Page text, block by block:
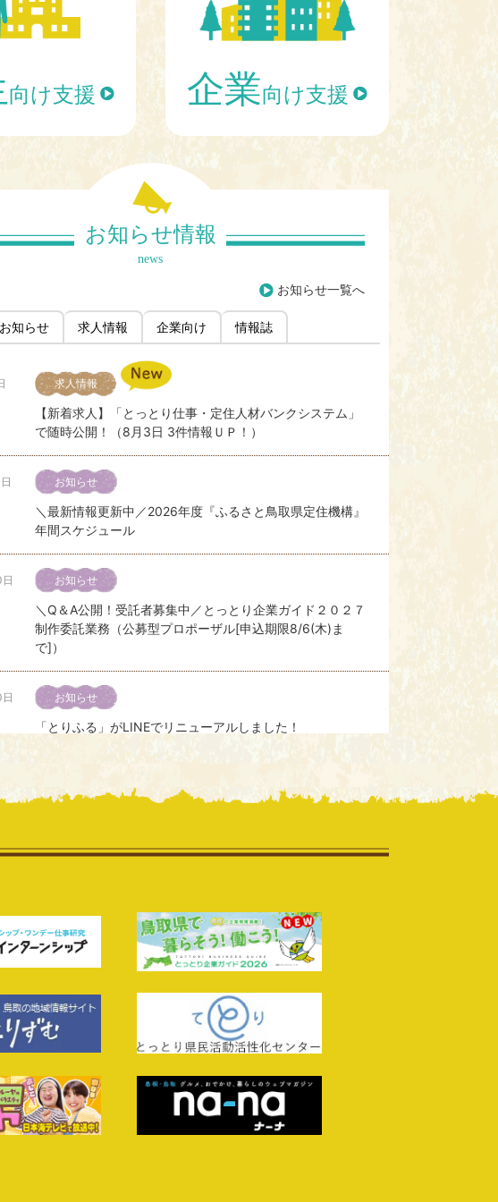
向け支援 企業向け支援
お知らせ情報
news
お知らせ一覧へ
お知らせ 求人情報 企業向け 情報誌
求人情報
【新着求人】「とっとり仕事・定住人材バンクシステム」
で随時公開！（8月3日 3件情報ＵＰ！）
お知らせ
＼最新情報更新中／2026年度『ふるさと鳥取県定住機構』
年間スケジュール
お知らせ
＼Q＆A公開！受託者募集中／とっとり企業ガイド２０２７
制作委託業務（公募型プロポーザル[申込期限8/6(木)ま
で]）
お知らせ
「とりふる」がLINEでリニューアルしました！
【8/1受付開始】米子市職員採用試験【社会人経験者（2回
「TURN（ターン）」掲載企業募集！
サクッと簡ターンに読めるIJU調査記録「TURN」最新号公
開！
令和8年度鳥取県西部広域行政管理組合 消防吏員採用試験
受験案内【外部サイトへ移動します】